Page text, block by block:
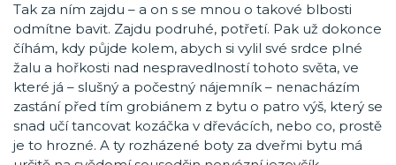
Tak za ním zajdu – a on s se mnou o takové blbosti
odmítne bavit. Zajdu podruhé, potřetí. Pak už dokonce
číhám, kdy půjde kolem, abych si vylil své srdce plné
žalu a hořkosti nad nespravedlností tohoto světa, ve
které já – slušný a počestný nájemník – nenacházím
zastání před tím grobiánem z bytu o patro výš, který se
snad učí tancovat kozáčka v dřevácích, nebo co, prostě
je to hrozné. A ty rozházené boty za dveřmi bytu má